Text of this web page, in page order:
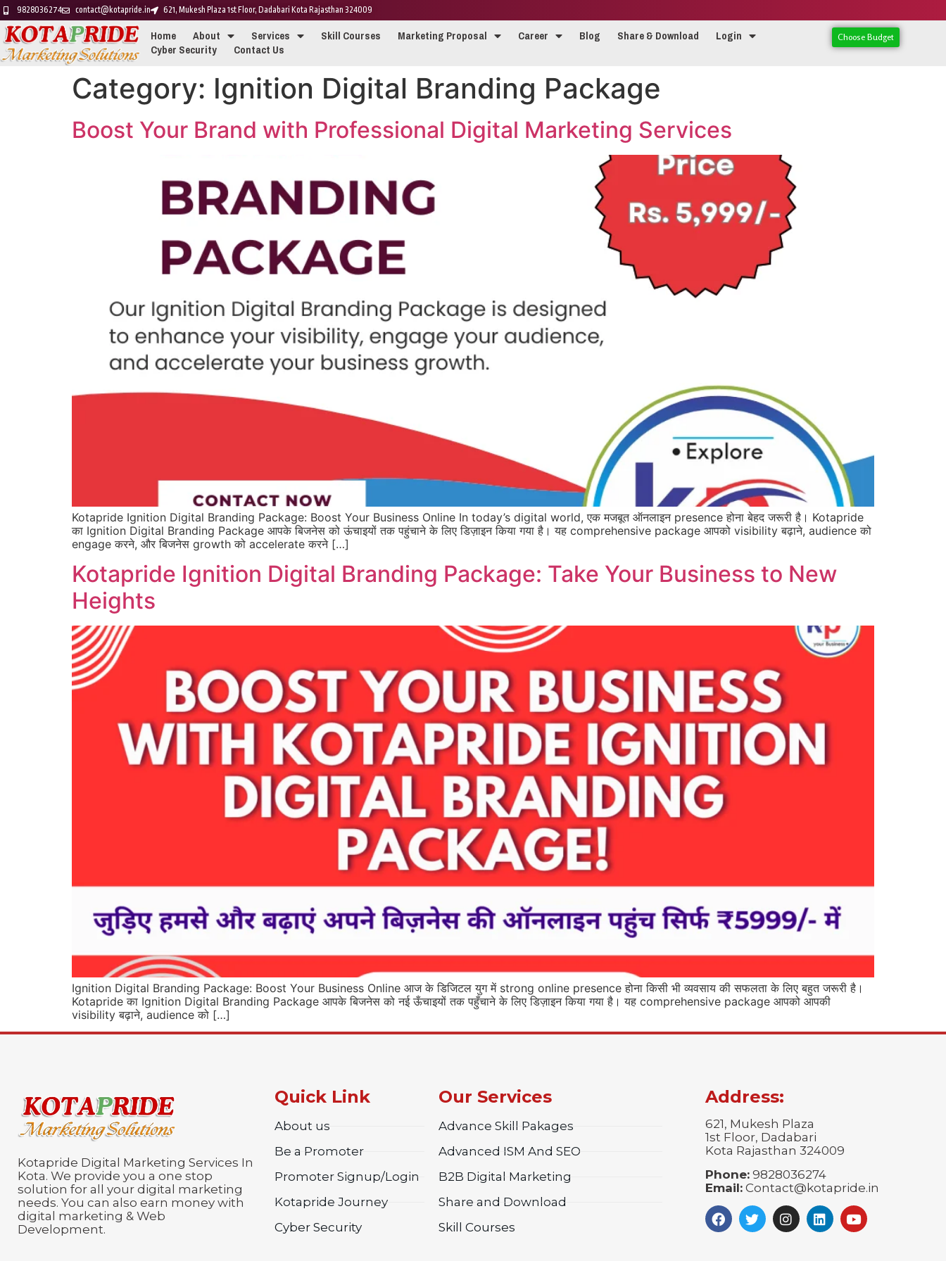
9828036274 contact@kotapride.in 621, Mukesh Plaza 1st Floor, Dadabari Kota Rajasthan 324009
Home About Services Skill Courses Marketing Proposal Career Blog Share & Download Login
Cyber Security Contact Us
Choose Budget
Category: Ignition Digital Branding Package
Boost Your Brand with Professional Digital Marketing Services
Kotapride Ignition Digital Branding Package: Boost Your Business Online In today’s digital world, एक मजबूत ऑनलाइन presence होना बेहद जरूरी है। Kotapride
का Ignition Digital Branding Package आपके बिजनेस को ऊंचाइयों तक पहुंचाने के लिए डिज़ाइन किया गया है। यह comprehensive package आपको visibility बढ़ाने, audience को
engage करने, और बिजनेस growth को accelerate करने […]
Kotapride Ignition Digital Branding Package: Take Your Business to New
Heights
Ignition Digital Branding Package: Boost Your Business Online आज के डिजिटल युग में strong online presence होना किसी भी व्यवसाय की सफलता के लिए बहुत जरूरी है।
Kotapride का Ignition Digital Branding Package आपके बिजनेस को नई ऊँचाइयों तक पहुँचाने के लिए डिज़ाइन किया गया है। यह comprehensive package आपको आपकी
visibility बढ़ाने, audience को […]
Kotapride Digital Marketing Services In
Kota. We provide you a one stop
solution for all your digital marketing
needs. You can also earn money with
digital marketing & Web
Development.
Quick Link
About us
Be a Promoter
Promoter Signup/Login
Kotapride Journey
Cyber Security
Our Services
Advance Skill Pakages
Advanced ISM And SEO
B2B Digital Marketing
Share and Download
Skill Courses
Address:
621, Mukesh Plaza
1st Floor, Dadabari
Kota Rajasthan 324009
Phone:9828036274
Email:Contact@kotapride.in